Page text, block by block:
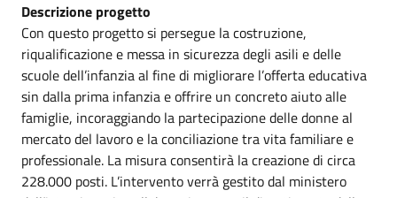
Descrizione progetto
Con questo progetto si persegue la costruzione,
riqualificazione e messa in sicurezza degli asili e delle
scuole dell’infanzia al fine di migliorare l’offerta educativa
sin dalla prima infanzia e offrire un concreto aiuto alle
famiglie, incoraggiando la partecipazione delle donne al
mercato del lavoro e la conciliazione tra vita familiare e
professionale. La misura consentirà la creazione di circa
228.000 posti. L’intervento verrà gestito dal ministero